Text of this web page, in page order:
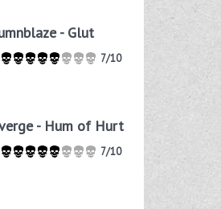
- Glut
7/10
- Hum of Hurt
7/10